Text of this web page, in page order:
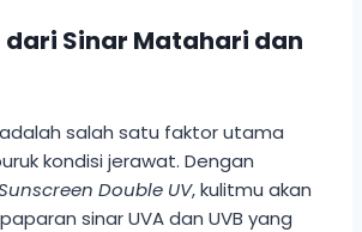
Sinar Matahari dan
salah satu faktor utama
kondisi jerawat. Dengan
Double UV, kulitmu akan
sinar UVA dan UVB yang